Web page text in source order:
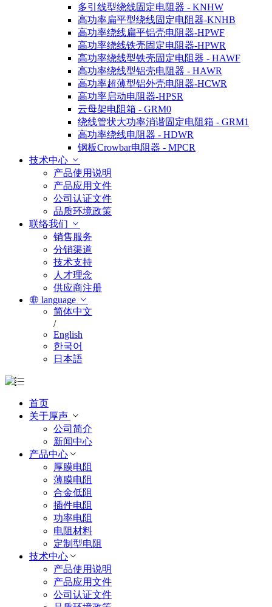
多引线型绕线固定电阻器 - KNHW
高功率扁平型绕线固定电阻器-KNHB
高功率绕线扁平铝壳电阻器-HPWF
高功率绕线铁壳固定电阻器-HPWR
高功率绕线型铁壳固定电阻器 - HAWF
高功率绕线型铝壳电阻器 - HAWR
高功率超薄型铝外壳电阻器-HCWR
高功率启动电阻器-HPSR
云母架电阻箱 - GRM0
绕线管状大功率消谐固定电阻箱 - GRM1
高功率绕线电阻器 - HDWR
钢板Crowbar电阻器 - MPCR
技术中心
产品使用说明
产品应用文件
公司认证文件
品质环境政策
联络我们
销售服务
分销渠道
技术支持
人才理念
供应商注册
language
简体中文
/
English
한국어
日本語
首页
关于厚声
公司简介
新闻中心
产品中心
厚膜电阻
薄膜电阻
合金低阻
插件电阻
功率电阻
电阻材料
定制型电阻
技术中心
产品使用说明
产品应用文件
公司认证文件